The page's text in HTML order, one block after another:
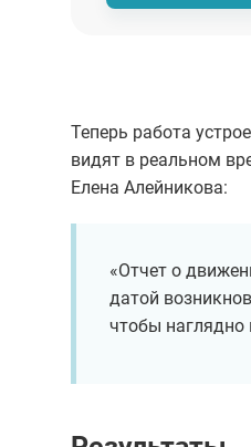
Теперь работа
видят в реальном
Елена Алейникова:
«Отчет о
датой
чтобы наглядно